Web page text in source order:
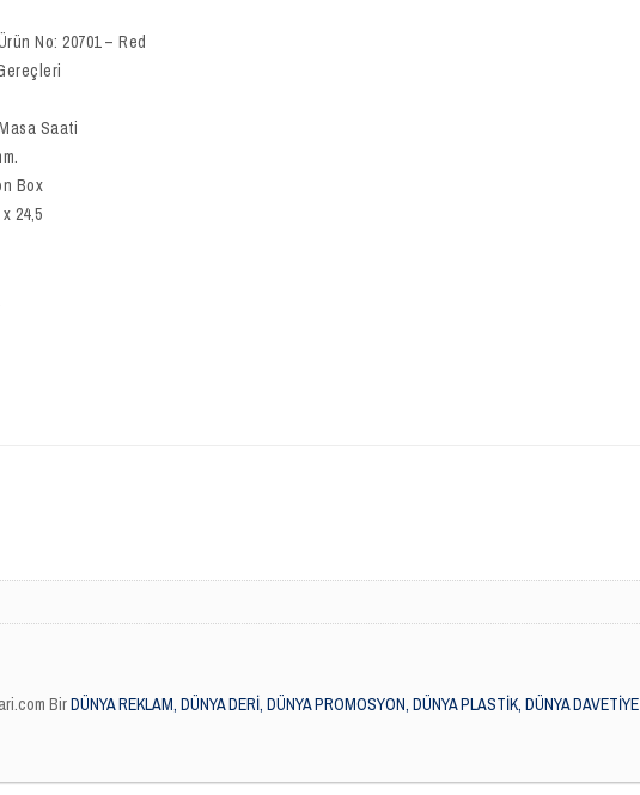
No: 20701 – Red
Saati
Box
24,5
BirDÜNYA REKLAM, DÜNYA DERİ, DÜNYA PROMOSYON, DÜNYA PLASTİK, DÜNYA DAVETİYE